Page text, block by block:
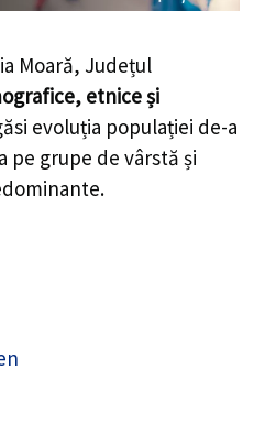
Moară, Județul
etnice și
evoluția populației de-a
grupe de vârstă și